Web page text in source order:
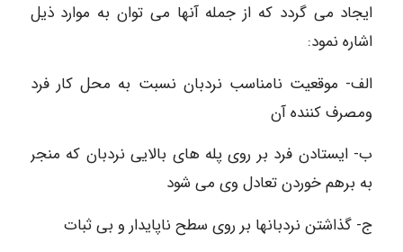
ایجاد می گردد که از جمله آنها می توان به موارد ذیل
اشاره نمود:
الف- موقعیت نامناسب نردبان نسبت به محل کار فرد
ومصرف کننده آن
ب- ایستادن فرد بر روی پله های بالایی نردبان که منجر
به برهم خوردن تعادل وی می شود
ج- گذاشتن نردبانها بر روی سطح ناپایدار و بی ثبات